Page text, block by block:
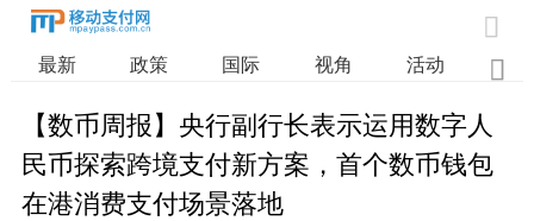

最新 政策 国际 视角 活动 业

【数币周报】央行副行长表示运用数字人
民币探索跨境支付新方案，首个数币钱包
在港消费支付场景落地